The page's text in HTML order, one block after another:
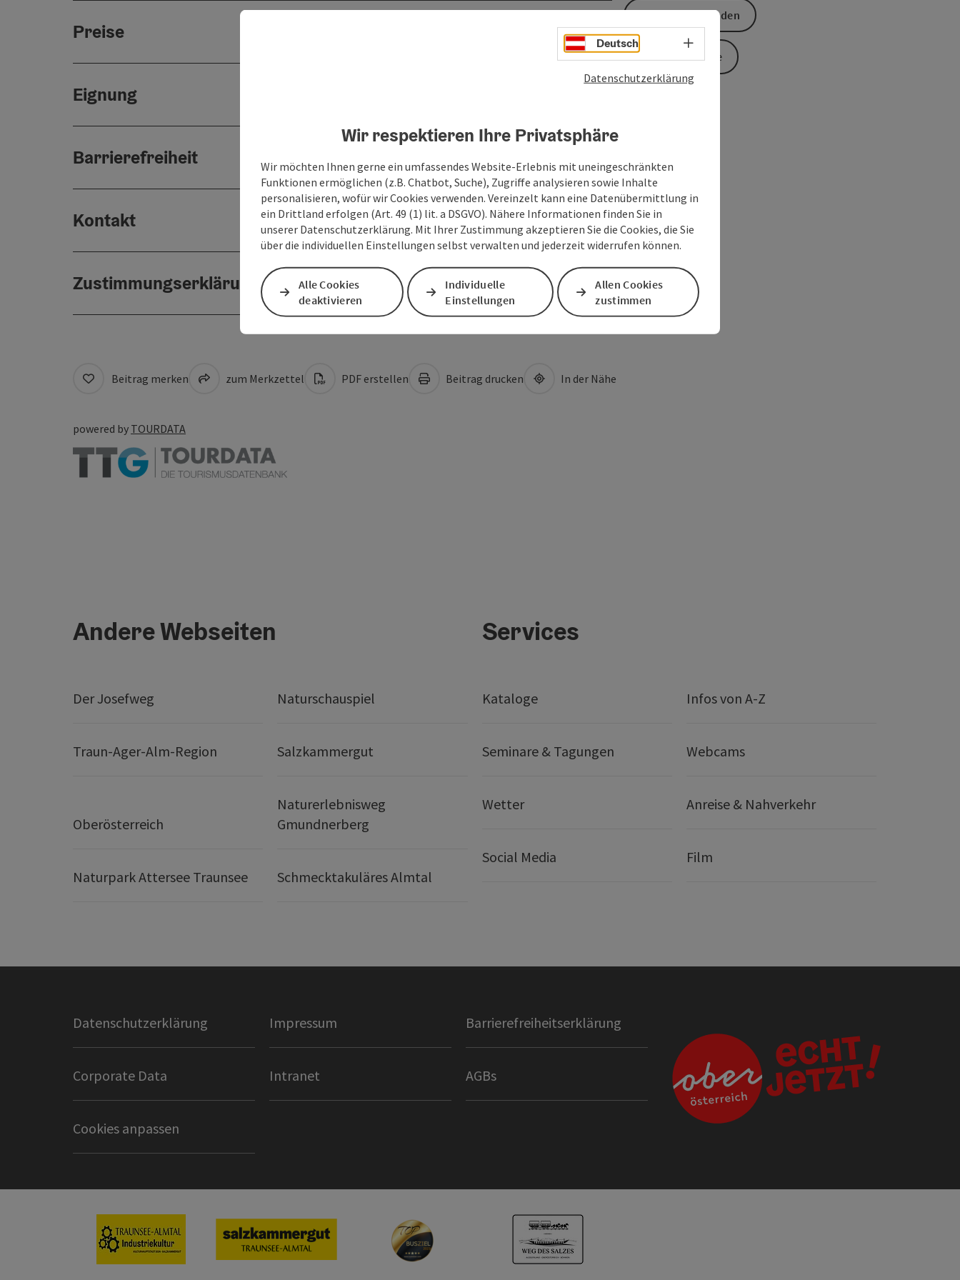
Preise
Eignung
Barrierefreiheit
Kontakt
Zustimmungserklärung
Anfrage senden
Zur Website
Beitrag merken zum Merkzettel PDF erstellen Beitrag drucken In der Nähe
powered by TOURDATA
Andere Webseiten
Der Josefweg Naturschauspiel
Traun-Ager-Alm-Region Salzkammergut
Oberösterreich
Naturerlebnisweg
Gmundnerberg
Naturpark Attersee Traunsee Schmecktakuläres Almtal
Services
Kataloge Infos von A-Z
Seminare & Tagungen Webcams
Wetter Anreise & Nahverkehr
Social Media Film
Datenschutzerklärung Impressum Barrierefreiheitserklärung
Corporate Data Intranet AGBs
Cookies anpassen
Deutsch Sprachwahl - Menü öffnen
Datenschutzerklärung
Wir respektieren Ihre Privatsphäre
Wir möchten Ihnen gerne ein umfassendes Website-Erlebnis mit uneingeschränkten
Funktionen ermöglichen (z.B. Chatbot, Suche), Zugriffe analysieren sowie Inhalte
personalisieren, wofür wir Cookies verwenden. Vereinzelt kann eine Datenübermittlung in
ein Drittland erfolgen (Art. 49 (1) lit. a DSGVO). Nähere Informationen finden Sie in
unserer Datenschutzerklärung. Mit Ihrer Zustimmung akzeptieren Sie die Cookies, die Sie
über die individuellen Einstellungen selbst verwalten und jederzeit widerrufen können.
Alle Cookies
deaktivieren
Individuelle
Einstellungen
Allen Cookies
zustimmen